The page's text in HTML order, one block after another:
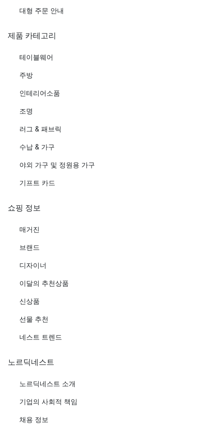
대형 주문 안내
제품 카테고리
테이블웨어
주방
인테리어소품
조명
러그 & 패브릭
수납 & 가구
야외 가구 및 정원용 가구
기프트 카드
쇼핑 정보
매거진
브랜드
디자이너
이달의 추천상품
신상품
선물 추천
네스트 트렌드
노르딕네스트
노르딕네스트 소개
기업의 사회적 책임
채용 정보